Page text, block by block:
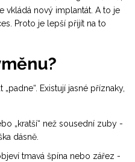
vkládá nový implantát. A to je
Proto je lepší přijít na to
Existují jasné příznaky,
„kratší“ než sousední zuby -
dásně.
tmavá špína nebo zářez -